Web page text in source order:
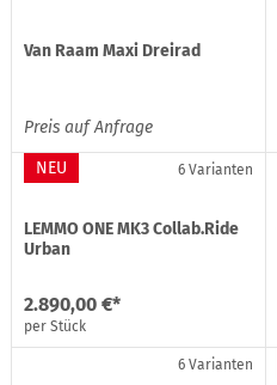
Van Raam Maxi Dreirad
Preis auf Anfrage
6 Varianten
NEU
LEMMO ONE MK3 Collab.Ride
Urban
2.890,00 €*
per Stück
6 Varianten